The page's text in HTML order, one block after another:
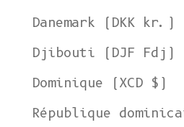
Danemark (DKK kr.)
Djibouti (DJF Fdj)
Dominique (XCD $)
République